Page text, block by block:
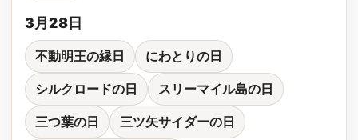
3月28日
不動明王の縁日 にわとりの日
シルクロードの日 スリーマイル島の日
三つ葉の日 三ツ矢サイダーの日